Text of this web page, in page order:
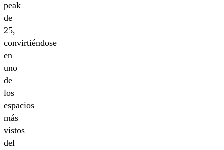
peak
de
25,
convirtiéndose
en
uno
de
los
espacios
más
vistos
del